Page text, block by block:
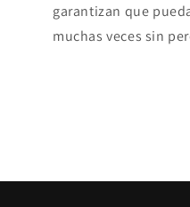
garantizan que
muchas veces sin